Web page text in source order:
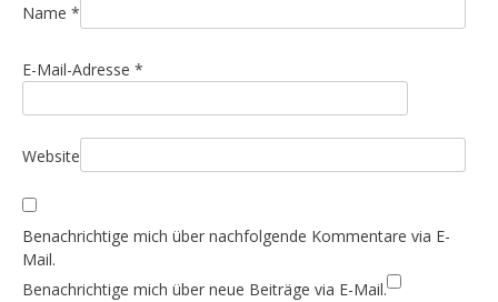
i
o
n
Name *
E-Mail-Adresse *
Website
Benachrichtige mich über nachfolgende Kommentare via E-
Mail.
Benachrichtige mich über neue Beiträge via E-Mail.